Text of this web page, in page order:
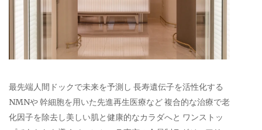
最先端人間ドックで未来を予測し 長寿遺伝子を活性化する
NMNや 幹細胞を用いた先進再生医療など 複合的な治療で老
化因子を除去し美しい肌と健康的なカラダへと ワンストッ